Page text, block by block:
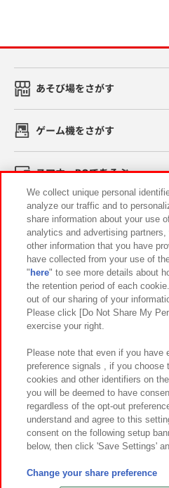
あそび場をさがす
ゲーム機をさがす
スマホ・PCであそぶ
イベント・キャンペーン
関連会社 サステナビリ
プライバシーポリシー ウェブア
お取引先さまとともに
カスタマーハラスメント対応方針
©Bandai Namco
©Bandai Namco
We collect unique personal
analyze our traffic and to
share information about your use
analytics and advertising
other information that you have
have collected from your use of
" here" to see more details about
the retention period of each
out of our sharing of your
Please click [Do Not Share My
exercise your right.
Please note that even if you have
preference signals , if you choose
cookies and other identifiers on
you will be deemed to have
regardless of the opt-out
understand and agree to this
consent on the following setup
below, then click 'Save Settings'
Change your share preference